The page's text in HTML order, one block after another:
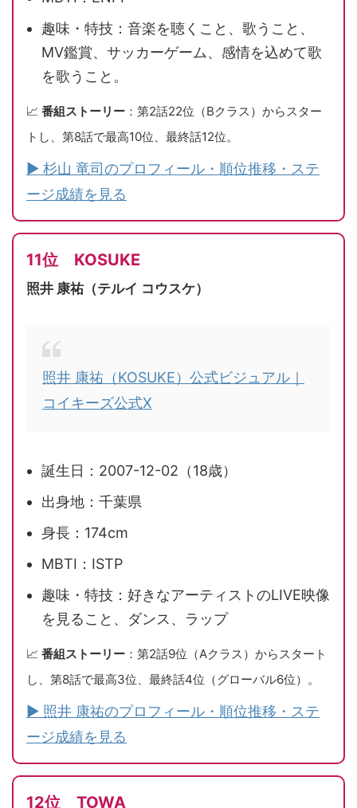
趣味・特技：音楽を聴くこと、歌うこと、
MV鑑賞、サッカーゲーム、感情を込めて歌
を歌うこと。
📈 番組ストーリー ：第2話22位（Bクラス）からスター
トし、第8話で最高10位、最終話12位。
▶ 杉山 竜司のプロフィール・順位推移・ステ
ージ成績を見る
11位 KOSUKE
照井 康祐（テルイ コウスケ）
照井 康祐（KOSUKE）公式ビジュアル｜
コイキーズ公式X
誕生日：2007-12-02（18歳）
出身地：千葉県
身長：174cm
MBTI：ISTP
趣味・特技：好きなアーティストのLIVE映像
を見ること、ダンス、ラップ
📈 番組ストーリー ：第2話9位（Aクラス）からスタート
し、第8話で最高3位、最終話4位（グローバル6位）。
▶ 照井 康祐のプロフィール・順位推移・ステ
ージ成績を見る
12位 TOWA